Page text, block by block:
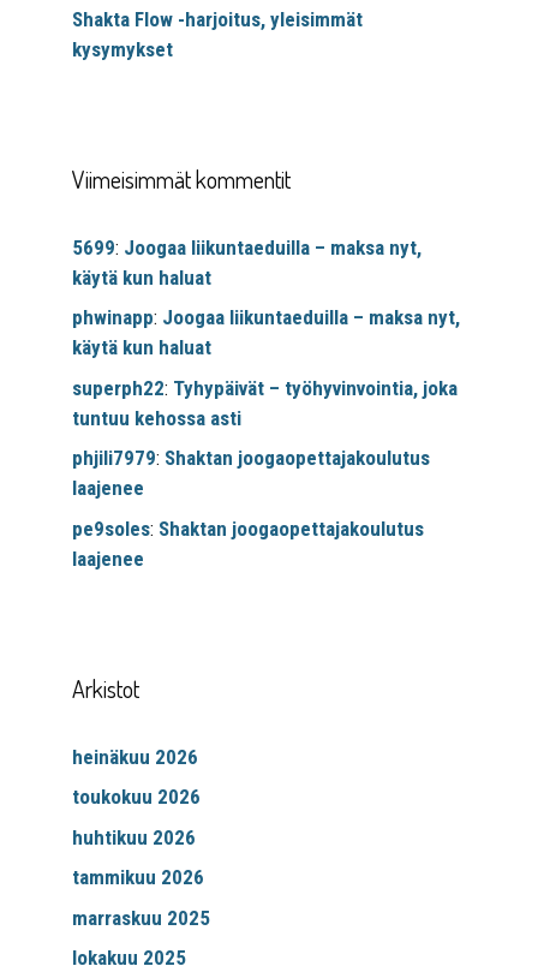
Shakta Flow -harjoitus, yleisimmät
kysymykset
Viimeisimmät kommentit
5699: Joogaa liikuntaeduilla – maksa nyt,
käytä kun haluat
phwinapp: Joogaa liikuntaeduilla – maksa nyt,
käytä kun haluat
superph22: Tyhypäivät – työhyvinvointia, joka
tuntuu kehossa asti
phjili7979: Shaktan joogaopettajakoulutus
laajenee
pe9soles: Shaktan joogaopettajakoulutus
laajenee
Arkistot
heinäkuu 2026
toukokuu 2026
huhtikuu 2026
tammikuu 2026
marraskuu 2025
lokakuu 2025